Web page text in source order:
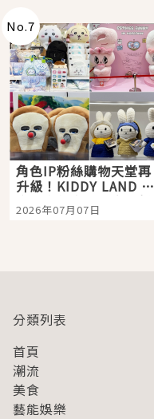
No.7
角色IP粉絲購物天堂再
升級！KIDDY LAND 原
宿店吉伊卡哇迎客，新
開幕 OMOKADO 店3分
2026年07月07日
分類列表
首頁
潮流
美食
藝能娛樂